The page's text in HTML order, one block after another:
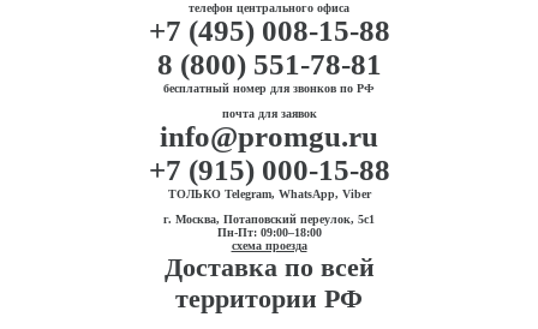
телефон центрального офиса
+7 (495) 008-15-88
8 (800) 551-78-81
бесплатный номер для звонков по РФ
почта для заявок
info@promgu.ru
+7 (915) 000-15-88
ТОЛЬКО Telegram, WhatsApp, Viber
г. Москва, Потаповский переулок, 5с1
Пн-Пт: 09:00–18:00
схема проезда
Доставка по всей
территории РФ